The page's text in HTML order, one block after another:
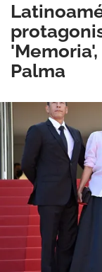
Palma